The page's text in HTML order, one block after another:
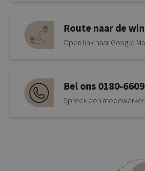
Route naar de
Open link naar Google
Bel ons 0180-
Spreek een medewerker